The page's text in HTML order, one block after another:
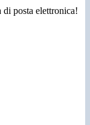
posta elettronica!